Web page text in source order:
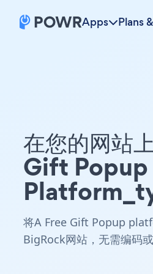
Apps Plans
在您的网站
Gift Popup
将A Free Gift Popup
BigRock网站，无需编码或